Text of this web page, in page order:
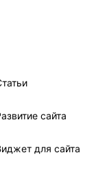
сайта
для сайта